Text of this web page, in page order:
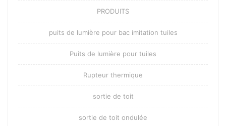
PRODUITS
puits de lumière pour bac imitation tuiles
Puits de lumière pour tuiles
Rupteur thermique
sortie de toit
sortie de toit ondulée